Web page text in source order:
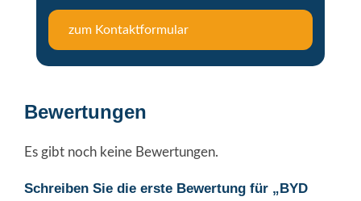
zum Kontaktformular
Bewertungen
Es gibt noch keine Bewertungen.
Schreiben Sie die erste Bewertung für „BYD